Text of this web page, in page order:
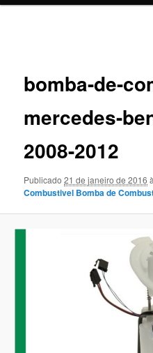
bomba-de-
mercedes-
2008-2012
Publicado21 de janeiro de 2016
Combustivel Bomba de